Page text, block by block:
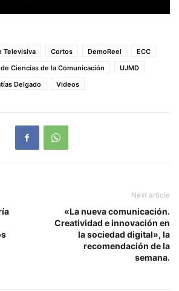
Televisiva Cortos DemoReel
ECC
Ciencias de la Comunicación
UJMD
Delgado
Videos
Next article
«La nueva comunicación.
Creatividad e innovación en
la sociedad digital», la
recomendación de la
semana.